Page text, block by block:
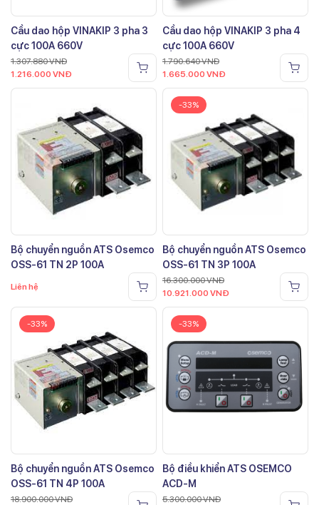
Cầu dao hộp VINAKIP 3 pha 3
cực 100A 660V
1.307.880VNĐ
1.216.000 VNĐ
Cầu dao hộp VINAKIP 3 pha 4
cực 100A 660V
1.790.640VNĐ
1.665.000 VNĐ
Bộ chuyển nguồn ATS Osemco
OSS-61 TN 2P 100A
Liên hệ
-33%
Bộ chuyển nguồn ATS Osemco
OSS-61 TN 3P 100A
16.300.000VNĐ
10.921.000 VNĐ
-33%
Bộ chuyển nguồn ATS Osemco
OSS-61 TN 4P 100A
18.900.000VNĐ
-33%
Bộ điều khiển ATS OSEMCO
ACD-M
5.300.000VNĐ